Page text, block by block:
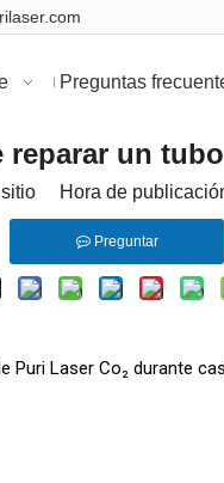
Preguntas
reparar un
Hora de
Preguntar
Puri Laser Co₂ durante